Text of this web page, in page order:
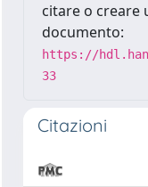
citare o creare
documento:
https://
33
Citazioni